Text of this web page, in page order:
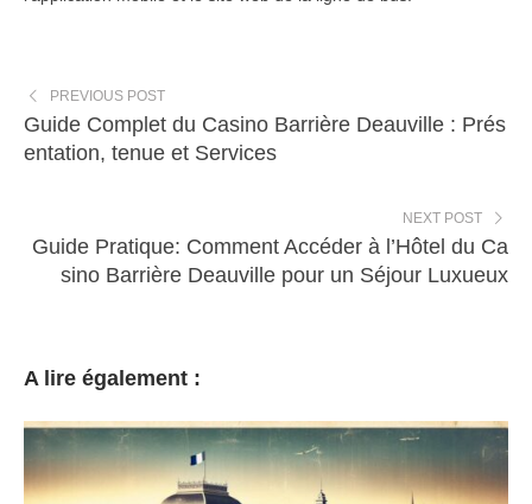
PREVIOUS POST
Guide Complet du Casino Barrière Deauville : Prés
entation, tenue et Services
NEXT POST
Guide Pratique: Comment Accéder à l’Hôtel du Ca
sino Barrière Deauville pour un Séjour Luxueux
A lire également :